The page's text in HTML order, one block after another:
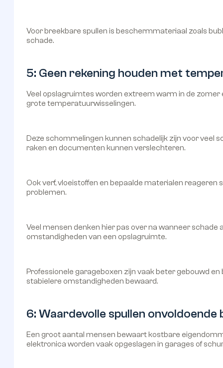
Voor breekbare spullen is beschermmateriaal zoals
schade.
5: Geen rekening houden met
Veel opslagruimtes worden extreem warm in de zomer
grote temperatuurwisselingen.
Deze schommelingen kunnen schadelijk zijn voor veel
raken en documenten kunnen verslechteren.
Ook verf, vloeistoffen en bepaalde materialen
problemen.
Veel mensen denken hier pas over na wanneer
omstandigheden van een opslagruimte.
Professionele garageboxen zijn vaak beter gebouwd
stabielere omstandigheden bewaard.
6: Waardevolle spullen onvoldoende
Een groot aantal mensen bewaart kostbare
elektronica worden vaak opgeslagen in garages of